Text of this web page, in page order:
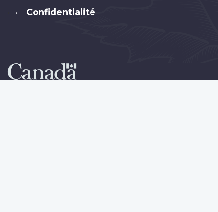
• Confidentialité